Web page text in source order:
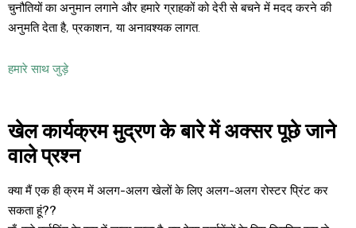
चुनौतियों का अनुमान लगाने और हमारे ग्राहकों को देरी से बचने में मदद करने की
अनुमति देता है, प्रकाशन, या अनावश्यक लागत.
हमारे साथ जुड़े
खेल कार्यक्रम मुद्रण के बारे में अक्सर पूछे जाने
वाले प्रश्न
क्या मैं एक ही क्रम में अलग-अलग खेलों के लिए अलग-अलग रोस्टर प्रिंट कर
सकता हूं??